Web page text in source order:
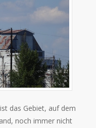
das Gebiet, auf dem
noch immer nicht